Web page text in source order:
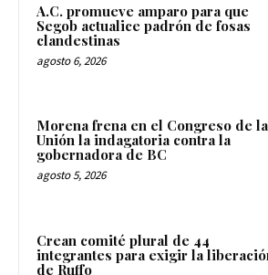
A.C. promueve amparo para que
Segob actualice padrón de fosas
clandestinas
agosto 6, 2026
Morena frena en el Congreso de la
Unión la indagatoria contra la
gobernadora de BC
agosto 5, 2026
Crean comité plural de 44
integrantes para exigir la
de Ruffo